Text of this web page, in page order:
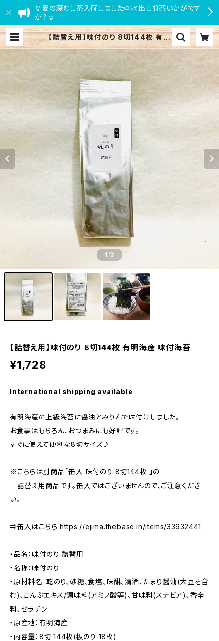
🎐夏の深むし茶入荷しました🍉水出し煎茶いかがです
か？☺
【詰替え用】味付のり 8切144枚 有明
海産 味付海苔 | 小田原 江嶋
1/3
【詰替え用】味付のり 8切144枚 有明海産 味付海苔
¥1,728
International shipping available
有明海産の上級海苔に醤油とみりんで味付けしました。
お食事はもちろん、おつまみにも好評です。
すぐに使えて便利な8切サイズ♪
※こちらは別商品「缶入 味付のり 8切144枚 」の
詰替え用商品です。缶入ではございませんので、ご注意くださ
い。
⇒缶入はこちらhttps://ejima.thebase.in/items/33932441
・品名：味付のり 詰替用
・名称：味付のり
・原材料名：乾のり、砂糖､食塩､味醂､清酒､たまり醤油(大豆を含
む)､こんぶエキス/調味料(アミノ酸等)､甘味料(ステビア)､香辛
料､ゼラチン
・原産地：有明海産
・内容量：8切 144枚(板のり 18枚)